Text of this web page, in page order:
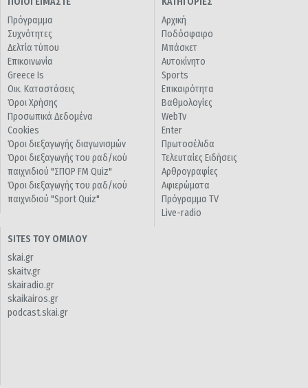
Πρόγραμμα
Συχνότητες
Δελτία τύπου
Επικοινωνία
Greece Is
Οικ. Καταστάσεις
Όροι Χρήσης
Προσωπικά Δεδομένα
Cookies
Όροι διεξαγωγής διαγωνισμών
Όροι διεξαγωγής του ραδ/κού
παιχνιδιού "ΣΠΟΡ FM Quiz"
Όροι διεξαγωγής του ραδ/κού
παιχνιδιού "Sport Quiz"
Αρχική
Ποδόσφαιρο
Μπάσκετ
Αυτοκίνητο
Sports
Επικαιρότητα
Βαθμολογίες
WebTv
Enter
Πρωτοσέλιδα
Τελευταίες Ειδήσεις
Αρθρογραφίες
Αφιερώματα
Πρόγραμμα TV
Live-radio
SITES ΤΟΥ ΟΜΙΛΟΥ
skai.gr
skaitv.gr
skairadio.gr
skaikairos.gr
podcast.skai.gr